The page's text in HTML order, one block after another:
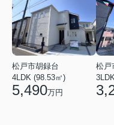
松戸市胡録台
4LDK (98.53㎡)
5,490万円